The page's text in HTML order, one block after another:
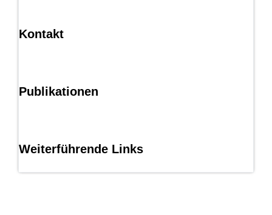
Kontakt
Publikationen
Weiterführende Links